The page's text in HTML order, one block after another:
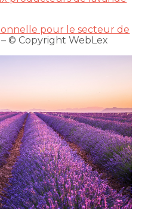
pour le secteur de
– © Copyright WebLex